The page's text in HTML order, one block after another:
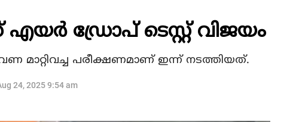
ഡ്രോപ് ടെസ്റ്റ് വിജയം
മാറ്റിവച്ച പരീക്ഷണമാണ് ഇന്ന് നടത്തിയത്.
24, 2025 9:54 am